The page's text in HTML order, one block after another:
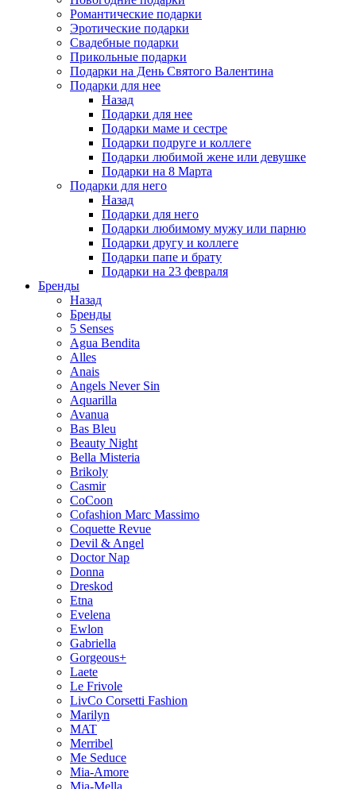
Романтические подарки
Эротические подарки
Свадебные подарки
Прикольные подарки
Подарки на День Святого Валентина
Подарки для нее
Назад
Подарки для нее
Подарки маме и сестре
Подарки подруге и коллеге
Подарки любимой жене или девушке
Подарки на 8 Марта
Подарки для него
Назад
Подарки для него
Подарки любимому мужу или парню
Подарки другу и коллеге
Подарки папе и брату
Подарки на 23 февраля
Бренды
Назад
Бренды
5 Senses
Agua Bendita
Alles
Anais
Angels Never Sin
Aquarilla
Avanua
Bas Bleu
Beauty Night
Bella Misteria
Brikoly
Casmir
CoCoon
Cofashion Marc Massimo
Coquette Revue
Devil & Angel
Doctor Nap
Donna
Dreskod
Etna
Evelena
Ewlon
Gabriella
Gorgeous+
Laete
Le Frivole
LivCo Corsetti Fashion
Marilyn
MAT
Merribel
Me Seduce
Mia-Amore
Mia-Mella